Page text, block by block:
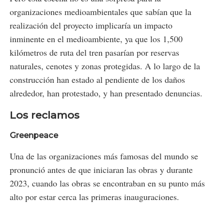
organizaciones medioambientales que sabían que la
realización del proyecto implicaría un impacto
inminente en el medioambiente, ya que los 1,500
kilómetros de ruta del tren pasarían por reservas
naturales, cenotes y zonas protegidas. A lo largo de la
construcción han estado al pendiente de los daños
alrededor, han protestado, y han presentado denuncias.
Los reclamos
Greenpeace
Una de las organizaciones más famosas del mundo se
pronunció antes de que iniciaran las obras y durante
2023, cuando las obras se encontraban en su punto más
alto por estar cerca las primeras inauguraciones.